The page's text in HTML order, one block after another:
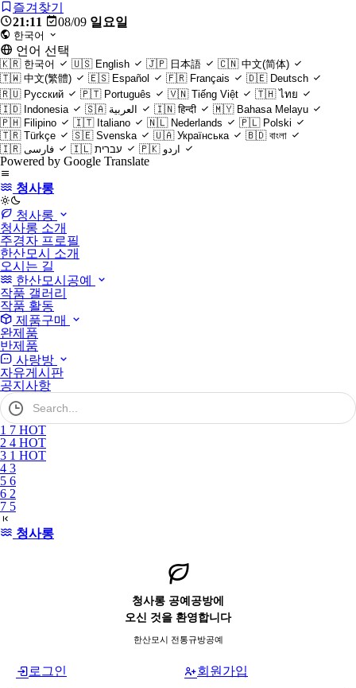
즐겨찾기
21:11
08/09 일요일
한국어
언어 선택
🇰🇷 한국어 🇺🇸 English 🇯🇵 日本語 🇨🇳 中文(简体)
🇹🇼 中文(繁體) 🇪🇸 Español 🇫🇷 Français 🇩🇪 Deutsch
🇷🇺 Русский 🇵🇹 Português 🇻🇳 Tiếng Việt 🇹🇭 ไทย
🇮🇩 Indonesia 🇸🇦 العربية 🇮🇳 हिन्दी 🇲🇾 Bahasa Melayu
🇵🇭 Filipino 🇮🇹 Italiano 🇳🇱 Nederlands 🇵🇱 Polski
🇹🇷 Türkçe 🇸🇪 Svenska 🇺🇦 Українська 🇧🇩 বাংলা
🇮🇷 فارسی 🇮🇱 עברית 🇵🇰 اردو
Powered by Google Translate
청사롱
light청사롱
청사롱 소개
주경자 프로필
한산모시 소개
오시는 길
한산모시공예
작품 갤러리
작품 활동
제품구매
완제품
반제품
사랑방
자유게시판
공지사항
검
색
어
필
수
1 7 HOT
2 4 HOT
3 1 HOT
4 3
5 6
6 2
7 5
청사롱
청사롱 공예공방에
오신 것을 환영합니다
한산모시 전통규방공예
로그인
회원가입